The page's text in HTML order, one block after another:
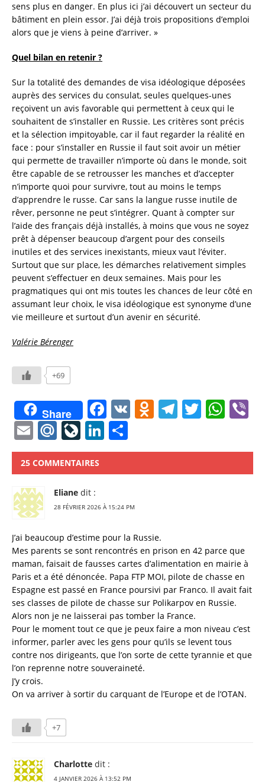
sens plus en danger. En plus ici j’ai découvert un secteur du
bâtiment en plein essor. J’ai déjà trois propositions d’emploi
alors que je viens à peine d’arriver. »
Quel bilan en retenir ?
Sur la totalité des demandes de visa idéologique déposées
auprès des services du consulat, seules quelques-unes
reçoivent un avis favorable qui permettent à ceux qui le
souhaitent de s’installer en Russie. Les critères sont précis
et la sélection impitoyable, car il faut regarder la réalité en
face : pour s’installer en Russie il faut soit avoir un métier
qui permette de travailler n’importe où dans le monde, soit
être capable de se retrousser les manches et d’accepter
n’importe quoi pour survivre, tout au moins le temps
d’apprendre le russe. Car sans la langue russe inutile de
rêver, personne ne peut s’intégrer. Quant à compter sur
l’aide des français déjà installés, à moins que vous ne soyez
prêt à dépenser beaucoup d’argent pour des conseils
inutiles et des services inexistants, mieux vaut l’éviter.
Surtout que sur place, les démarches relativement simples
peuvent s’effectuer en deux semaines. Mais pour les
pragmatiques qui ont mis toutes les chances de leur côté en
assumant leur choix, le visa idéologique est synonyme d’une
vie meilleure et surtout d’un avenir en sécurité.
Valérie Bérenger
+69
Share F
a
c
o
k
V O
n
ni
ki
T
e
T
it
W
at
E
m
ai
l
M
ai
l.
R
u
Li
v
eJ
o
u
n
al
Li
n
k
dI
a
rt
g
25 COMMENTAIRES
Eliane dit :
28 FÉVRIER 2026 À 15:24 PM
J’ai beaucoup d’estime pour la Russie.
Mes parents se sont rencontrés en prison en 42 parce que
maman, faisait de fausses cartes d’alimentation en mairie à
Paris et a été dénoncée. Papa FTP MOI, pilote de chasse en
Espagne est passé en France poursivi par Franco. Il avait fait
ses classes de pilote de chasse sur Polikarpov en Russie.
Alors non je ne laisserai pas tomber la France.
Pour le moment tout ce que je peux faire a mon niveau c’est
informer, parler avec les gens pour qu’ils se levent tous
contre nos dirigeants, que l’on sorte de cette tyrannie et que
l’on reprenne notre souveraineté.
J’y crois.
On va arriver à sortir du carquant de l’Europe et de l’OTAN.
+7
Charlotte dit :
4 JANVIER 2026 À 13:52 PM